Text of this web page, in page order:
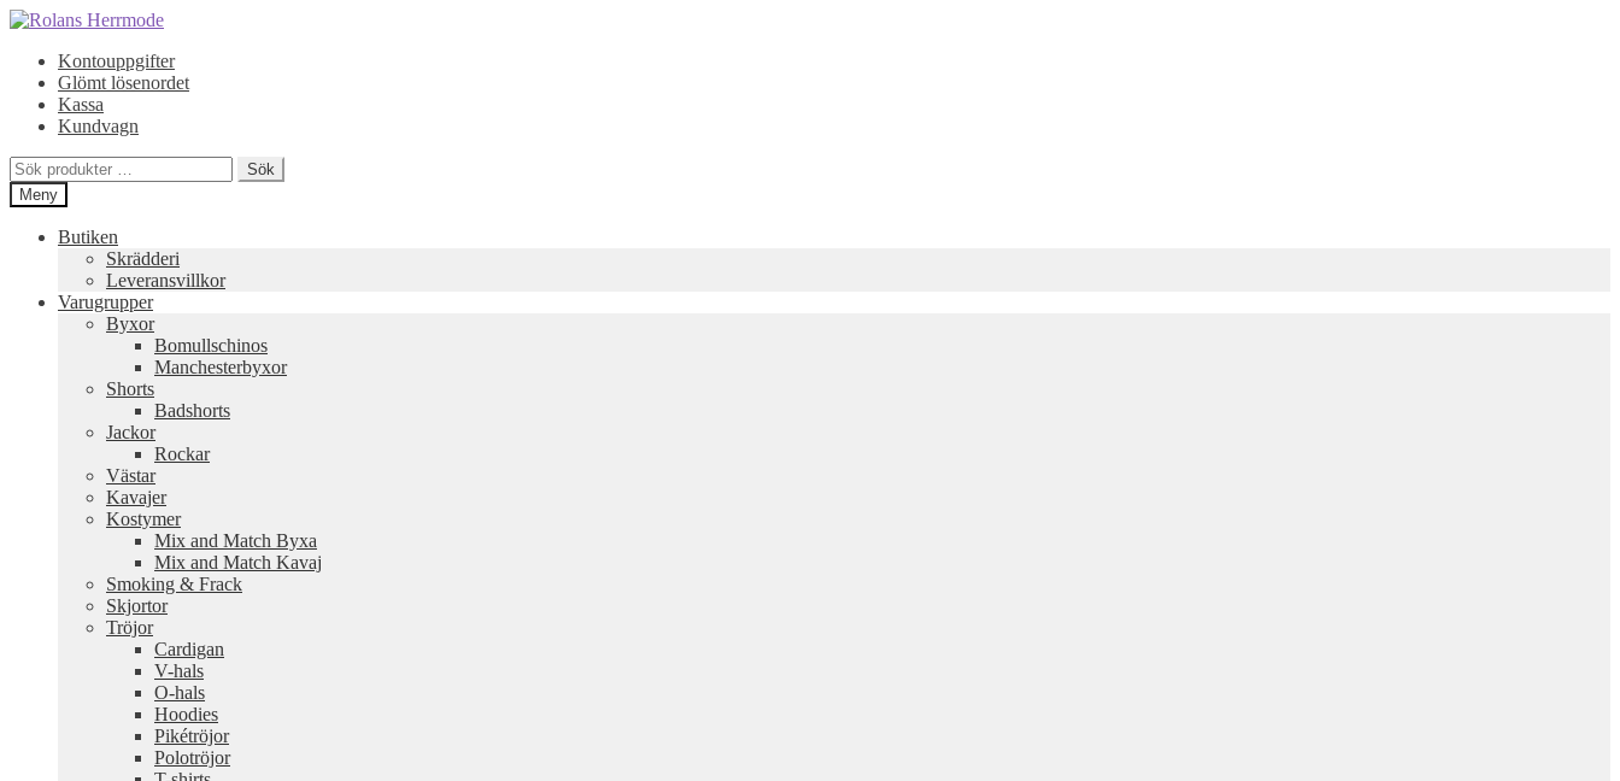
Hoppa
navigering
Hoppa
innehållKontouppgifter
Glömt lösenordet
Kassa
Kundvagn
Sök
efter:
Sök
Meny
Butiken
Skrädderi
Leveransvillkor
Varugrupper
Byxor
Bomullschinos
Manchesterbyxor
Shorts
Badshorts
Jackor
Rockar
Västar
Kavajer
Kostymer
Mix and Match Byxa
Mix and Match Kavaj
Smoking & Frack
Skjortor
Tröjor
Cardigan
V-hals
O-hals
Hoodies
Pikétröjor
Polotröjor